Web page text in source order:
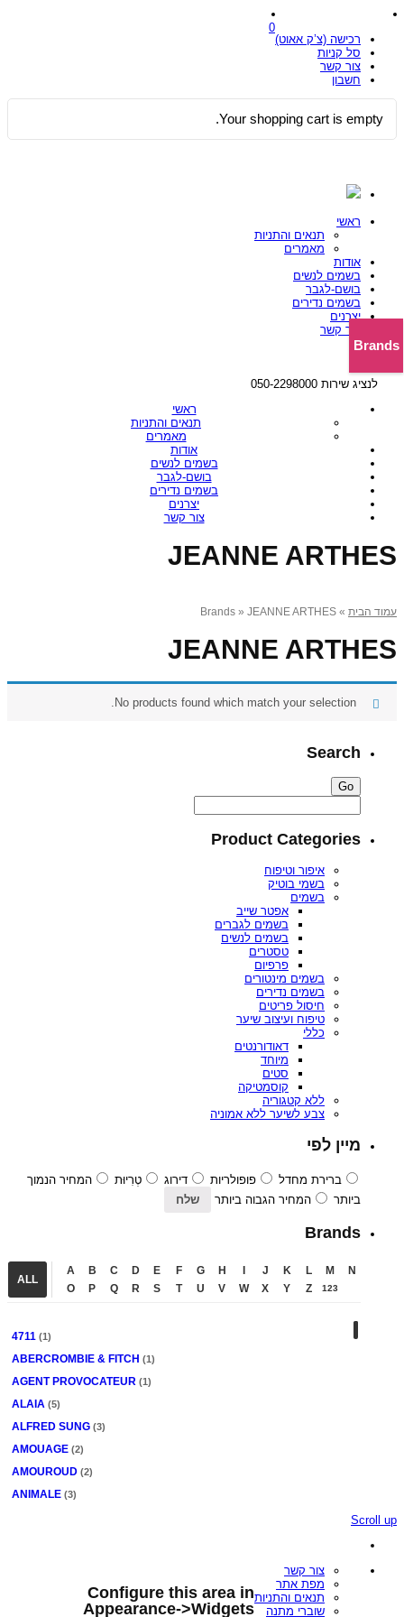
רכישה (צ’ק אאוט)
סל קניות
צור קשר
חשבון
0
Your shopping cart is empty.
ראשי
תנאים והתניות
מאמרים
אודות
בשמים לנשים
בושם-לגבר
בשמים נדירים
יצרנים
צור קשר
לנציג שירות 050-2298000
ראשי
תנאים והתניות
מאמרים
אודות
בשמים לנשים
בושם-לגבר
בשמים נדירים
יצרנים
צור קשר
JEANNE ARTHES
עמוד הבית » Brands » JEANNE ARTHES
JEANNE ARTHES
No products found which match your selection.
Search
Product Categories
איפור וטיפוח
בשמי בוטיק
בשמים
אפטר שייב
בשמים לגברים
בשמים לנשים
טסטרים
פרפיום
בשמים מינטורים
בשמים נדירים
חיסול פריטים
טיפוח ועיצוב שיער
כללי
דאודורנטים
מיוחד
סטים
קוסמטיקה
ללא קטגוריה
צבע לשיער ללא אמוניה
מיין לפי
ברירת מחדל פופולריות דירוג טְרִיוּת
המחיר הנמוך
ביותר
המחיר הגבוה ביותר
Brands
ALL
A B C D E F G H J K L M
N
O
P Q R S T U V W X Y Z 123
4711 (1)
ABERCROMBIE & FITCH (1)
AGENT PROVOCATEUR (1)
ALAIA (5)
ALFRED SUNG (3)
AMOUAGE (2)
AMOUROUD (2)
ANIMALE (3)
Brands
Scroll up
צור קשר
מפת אתר
תנאים והתניות
שוברי מתנה
Configure this area in
Appearance->Widgets